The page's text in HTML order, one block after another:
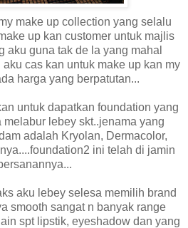
make up collection yang selalu
up kan customer untuk majlis
aku guna tak de la yang mahal
cas kan untuk make up kan my
harga yang berpatutan...
untuk dapatkan foundation yang
lebey skt..jenama yang
adalah Kryolan, Dermacolor,
ini telah di jamin
aku lebey selesa memilih brand
smooth sangat n banyak range
spt lipstik, eyeshadow dan yang